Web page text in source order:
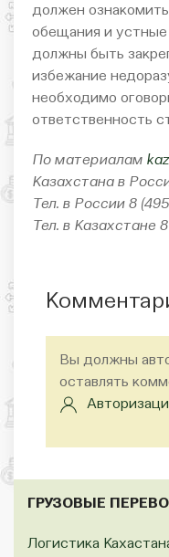
должен
обещания и
должны быть
избежание
необходимо
ответственность
По материалам
Казахстана в
Тел. в России 8
Тел. в Казахстане 8
Вы должны
оставлять
ГРУЗОВЫЕ
Логистика